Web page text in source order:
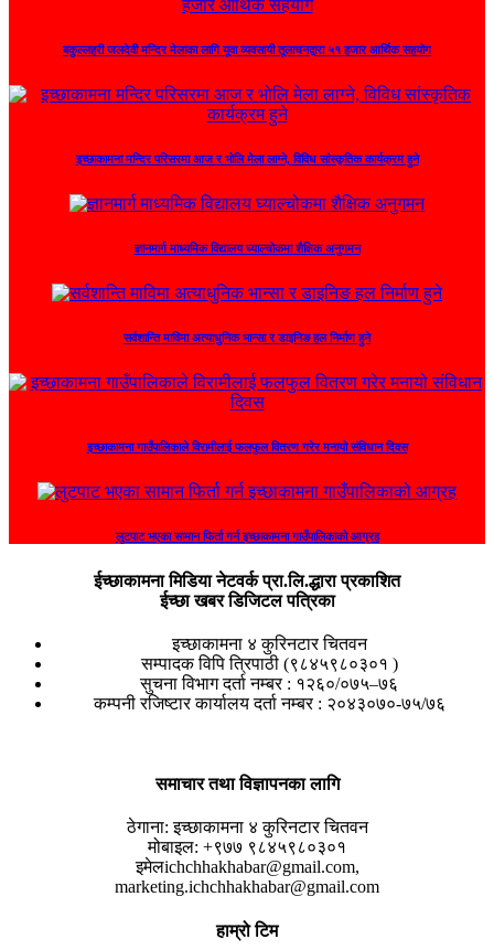
बकुल्लहरी जलदेवी मन्दिर मेलाका लागि यूवा व्यवसायी तूलाचनद्वारा ५१ हजार आर्थिक सहयोग
इच्छाकामना मन्दिर परिसरमा आज र भोलि मेला लाग्ने, विविध सांस्कृतिक कार्यक्रम हुने
ज्ञानमार्ग माध्यमिक विद्यालय घ्याल्चोकमा शैक्षिक अनुगमन
सर्वशान्ति माविमा अत्याधुनिक भान्सा र डाइनिङ हल निर्माण हुने
इच्छाकामना गाउँपालिकाले विरामीलाई फलफुल वितरण गरेर मनायो संविधान दिवस
लुटपाट भएका सामान फिर्ता गर्न इच्छाकामना गाउँपालिकाको आग्रह
ईच्छाकामना मिडिया नेटवर्क प्रा.लि.द्धारा प्रकाशित
ईच्छा खबर डिजिटल पत्रिका
इच्छाकामना ४ कुरिनटार चितवन
सम्पादक विपि त्रिपाठी (९८४५९८०३०१ )
सुचना विभाग दर्ता नम्बर : १२६०/०७५–७६
कम्पनी रजिष्टार कार्यालय दर्ता नम्बर : २०४३०७०-७५/७६
समाचार तथा विज्ञापनका लागि
ठेगाना: इच्छाकामना ४ कुरिनटार चितवन
मोबाइल: +९७७ ९८४५९८०३०१
इमेलichchhakhabar@gmail.com,
marketing.ichchhakhabar@gmail.com
हाम्रो टिम